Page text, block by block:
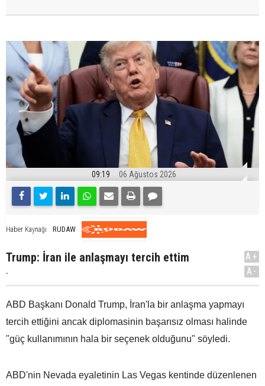
09:19 06 Ağustos 2026
Haber Kaynağı RUDAW
Trump: İran ile anlaşmayı tercih ettim
.
A+
A-
ABD Başkanı Donald Trump, İran'la bir anlaşma yapmayı
tercih ettiğini ancak diplomasinin başarısız olması halinde
"güç kullanımının hala bir seçenek olduğunu" söyledi.
ABD'nin Nevada eyaletinin Las Vegas kentinde düzenlenen